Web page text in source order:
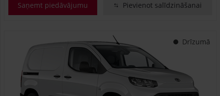
Saņemt piedāvājumu Pievienot salīdzināšanai
Drīzumā